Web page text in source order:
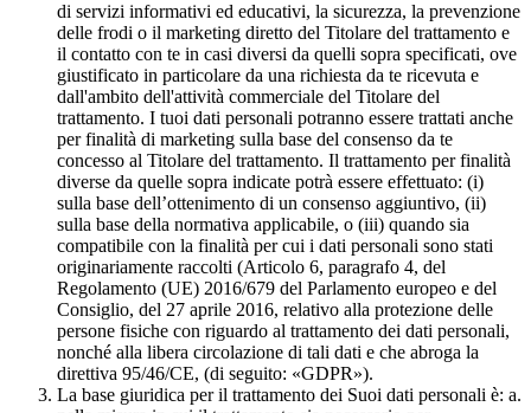
di servizi informativi ed educativi, la sicurezza, la prevenzione
delle frodi o il marketing diretto del Titolare del trattamento e
il contatto con te in casi diversi da quelli sopra specificati, ove
giustificato in particolare da una richiesta da te ricevuta e
dall'ambito dell'attività commerciale del Titolare del
trattamento. I tuoi dati personali potranno essere trattati anche
per finalità di marketing sulla base del consenso da te
concesso al Titolare del trattamento. Il trattamento per finalità
diverse da quelle sopra indicate potrà essere effettuato: (i)
sulla base dell’ottenimento di un consenso aggiuntivo, (ii)
sulla base della normativa applicabile, o (iii) quando sia
compatibile con la finalità per cui i dati personali sono stati
originariamente raccolti (Articolo 6, paragrafo 4, del
Regolamento (UE) 2016/679 del Parlamento europeo e del
Consiglio, del 27 aprile 2016, relativo alla protezione delle
persone fisiche con riguardo al trattamento dei dati personali,
nonché alla libera circolazione di tali dati e che abroga la
direttiva 95/46/CE, (di seguito: «GDPR»).
La base giuridica per il trattamento dei Suoi dati personali è: a.